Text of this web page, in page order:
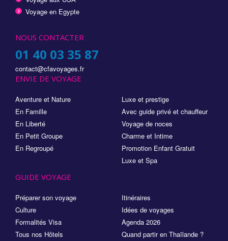
Voyage en Egypte
NOUS CONTACTER
01 40 03 35 87
contact@cfavoyages.fr
ENVIE DE VOYAGE
Aventure et Nature
En Famille
En Liberté
En Petit Groupe
En Regroupé
Luxe et prestige
Avec guide privé et chauffeur
Voyage de noces
Charme et Intime
Promotion Enfant Gratuit
Luxe et Spa
GUIDE VOYAGE
Préparer son voyage
Culture
Formalités Visa
Tous nos Hôtels
Itinéraires
Idées de voyages
Agenda 2026
Quand partir en Thaïlande ?